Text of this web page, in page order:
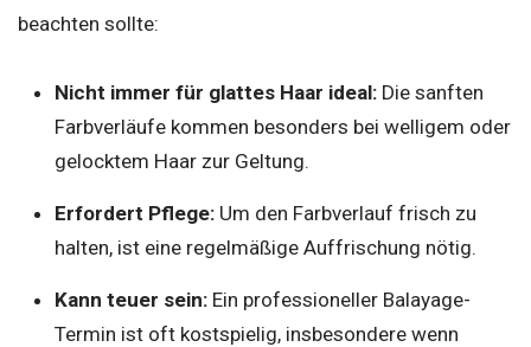
beachten sollte:
Nicht immer für glattes Haar ideal:Die sanften
Farbverläufe kommen besonders bei welligem oder
gelocktem Haar zur Geltung.
Erfordert Pflege:Um den Farbverlauf frisch zu
halten, ist eine regelmäßige Auffrischung nötig.
Kann teuer sein:Ein professioneller Balayage-
Termin ist oft kostspielig, insbesondere wenn